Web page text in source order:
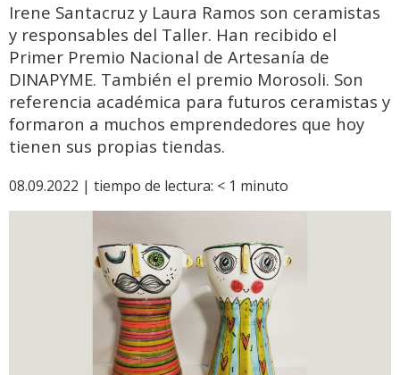
Irene Santacruz y Laura Ramos son ceramistas
y responsables del Taller. Han recibido el
Primer Premio Nacional de Artesanía de
DINAPYME. También el premio Morosoli. Son
referencia académica para futuros ceramistas y
formaron a muchos emprendedores que hoy
tienen sus propias tiendas.
08.09.2022 | tiempo de lectura: < 1 minuto